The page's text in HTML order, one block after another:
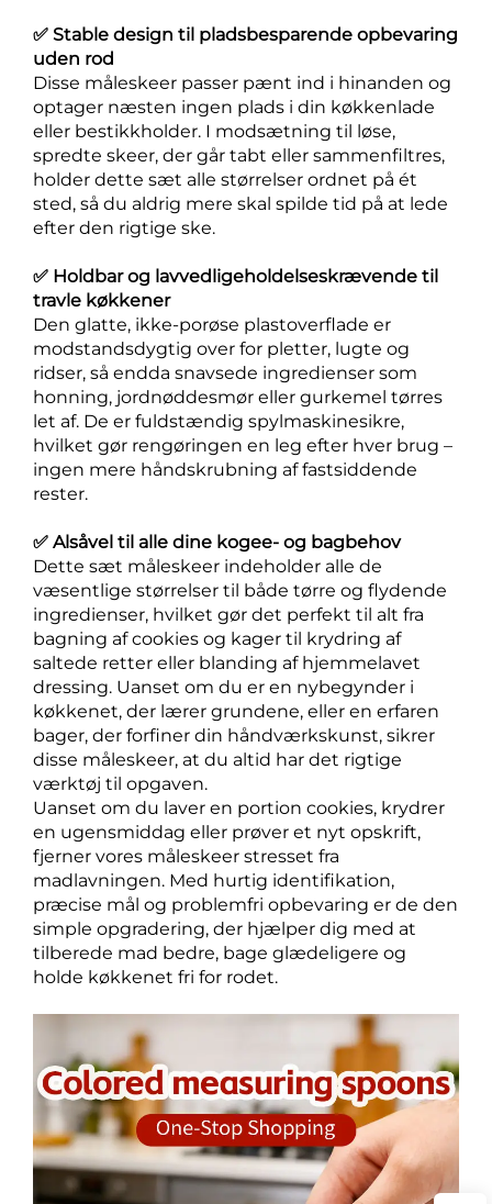
✅ Stable design til pladsbesparende opbevaring
uden rod
Disse måleskeer passer pænt ind i hinanden og
optager næsten ingen plads i din køkkenlade
eller bestikkholder. I modsætning til løse,
spredte skeer, der går tabt eller sammenfiltres,
holder dette sæt alle størrelser ordnet på ét
sted, så du aldrig mere skal spilde tid på at lede
efter den rigtige ske.
✅ Holdbar og lavvedligeholdelseskrævende til
travle køkkener
Den glatte, ikke-porøse plastoverflade er
modstandsdygtig over for pletter, lugte og
ridser, så endda snavsede ingredienser som
honning, jordnøddesmør eller gurkemel tørres
let af. De er fuldstændig spylmaskinesikre,
hvilket gør rengøringen en leg efter hver brug –
ingen mere håndskrubning af fastsiddende
rester.
✅ Alsåvel til alle dine kogee- og bagbehov
Dette sæt måleskeer indeholder alle de
væsentlige størrelser til både tørre og flydende
ingredienser, hvilket gør det perfekt til alt fra
bagning af cookies og kager til krydring af
saltede retter eller blanding af hjemmelavet
dressing. Uanset om du er en nybegynder i
køkkenet, der lærer grundene, eller en erfaren
bager, der forfiner din håndværkskunst, sikrer
disse måleskeer, at du altid har det rigtige
værktøj til opgaven.
Uanset om du laver en portion cookies, krydrer
en ugensmiddag eller prøver et nyt opskrift,
fjerner vores måleskeer stresset fra
madlavningen. Med hurtig identifikation,
præcise mål og problemfri opbevaring er de den
simple opgradering, der hjælper dig med at
tilberede mad bedre, bage glædeligere og
holde køkkenet fri for rodet.